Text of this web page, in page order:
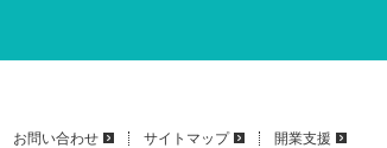
お問い合わせ サイトマップ 開業支援